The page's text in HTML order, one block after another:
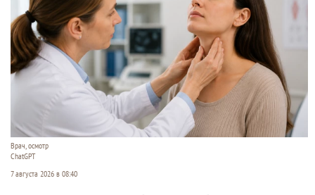
Врач, осмотр
ChatGPT
7 августа 2026 в 08:40